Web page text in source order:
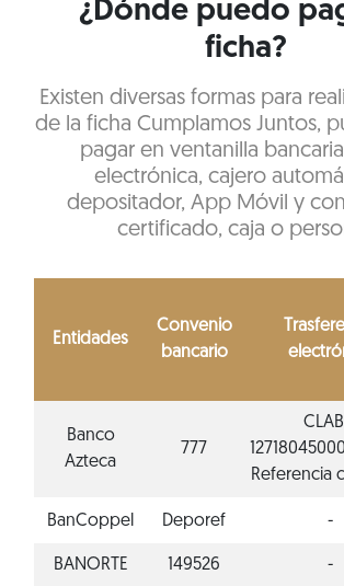
¿Dónde puedo
ficha?
Existen diversas formas para
de la ficha Cumplamos Juntos,
pagar en ventanilla
electrónica, cajero
depositador, App Móvil y
certificado, caja o
Entidades
Convenio
bancario
Banco
Azteca
777
Referencia
BanCoppel Deporef -
BANORTE 149526 -